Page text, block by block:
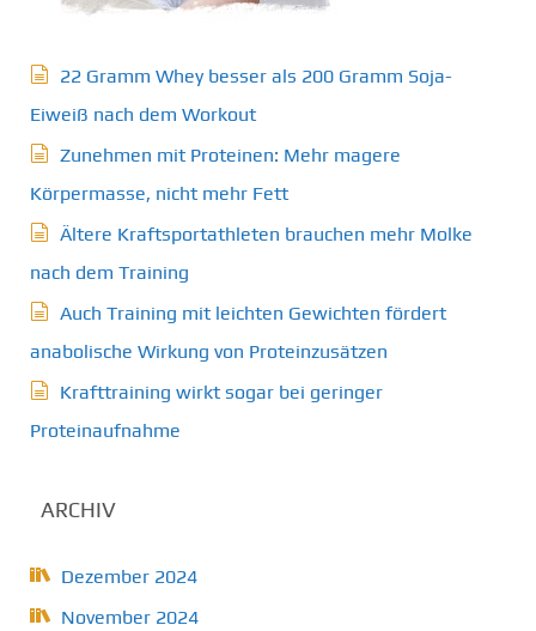
22 Gramm Whey besser als 200 Gramm Soja-
Eiweiß nach dem Workout
Zunehmen mit Proteinen: Mehr magere
Körpermasse, nicht mehr Fett
Ältere Kraftsportathleten brauchen mehr Molke
nach dem Training
Auch Training mit leichten Gewichten fördert
anabolische Wirkung von Proteinzusätzen
Krafttraining wirkt sogar bei geringer
Proteinaufnahme
ARCHIV
Dezember 2024
November 2024